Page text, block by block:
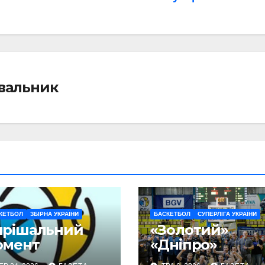
ЗБІРНА УКРАЇНИ БАСКЕТБОЛ СУПЕРЛІГА УКРАЇНИ
«Золотий»
«Дніпро»